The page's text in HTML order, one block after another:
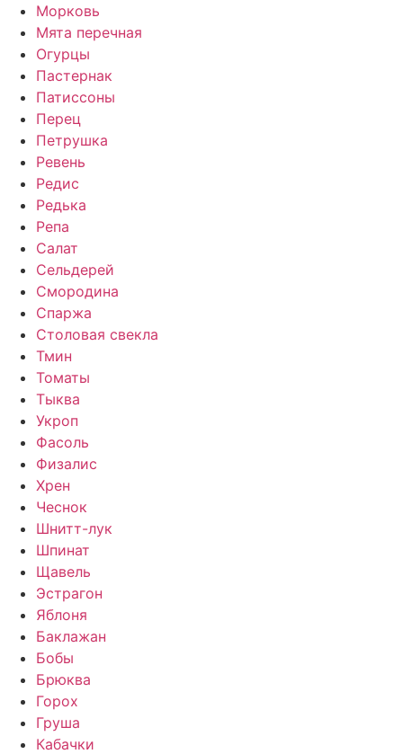
Морковь
Мята перечная
Огурцы
Пастернак
Патиссоны
Перец
Петрушка
Ревень
Редис
Редька
Репа
Салат
Сельдерей
Смородина
Спаржа
Столовая свекла
Тмин
Томаты
Тыква
Укроп
Фасоль
Физалис
Хрен
Чеснок
Шнитт-лук
Шпинат
Щавель
Эстрагон
Яблоня
Баклажан
Бобы
Брюква
Горох
Груша
Кабачки